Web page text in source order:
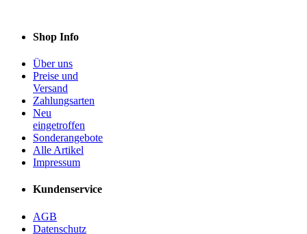
Shop Info
Über uns
Preise und
Versand
Zahlungsarten
Neu
eingetroffen
Sonderangebote
Alle Artikel
Impressum
Kundenservice
AGB
Datenschutz